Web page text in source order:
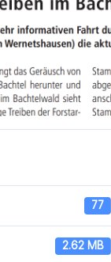
77
2.62 MB